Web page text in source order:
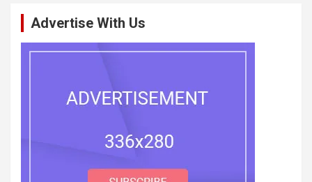
Advertise With Us